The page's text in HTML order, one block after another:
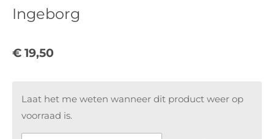
Ingeborg
€ 19,50
Laat het me weten wanneer dit product weer op
voorraad is.